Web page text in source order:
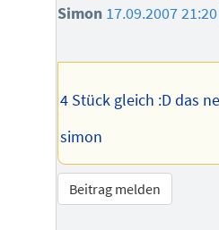
Simon 17.09.2007 21:20
4 Stück gleich :D das
simon
Beitrag melden